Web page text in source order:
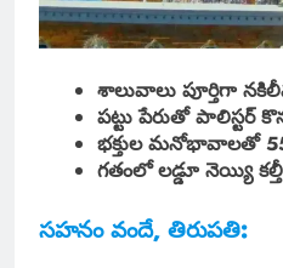
శాలువాలు పూర్తిగా
పట్టు పేరుతో పాలిస్టర్
భక్తుల మనోభావాలతో
గతంలో లడ్డూ నెయ్యి
సహనం వందే, తిరుపతి: